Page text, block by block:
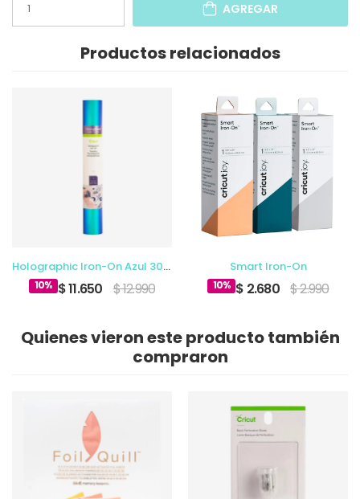
AGREGAR
Productos relacionados
Holographic Iron-On Azul 30.5 x 61cm
10% $ 11.650 $ 12.990
Smart Iron-On
10% $ 2.680 $ 2.990
Quienes vieron este producto también
compraron